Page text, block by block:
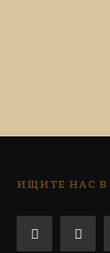
ИЩИТЕ НАС В